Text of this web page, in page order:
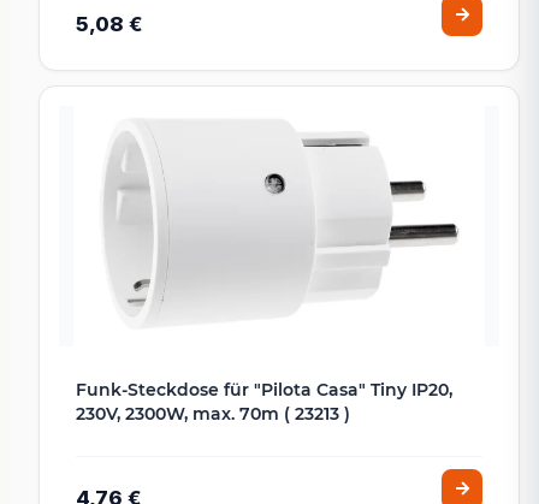
5,08 €
Funk-Steckdose für "Pilota Casa" Tiny IP20,
230V, 2300W, max. 70m ( 23213 )
4,76 €